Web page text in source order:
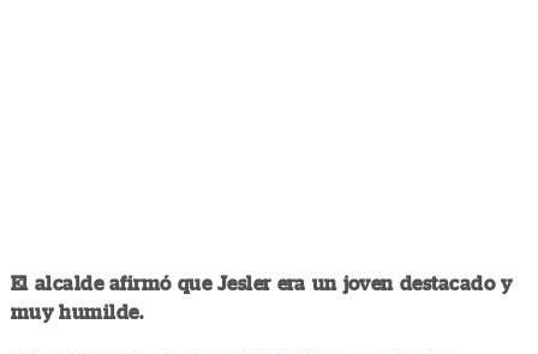
El alcalde afirmó que Jesler era un joven destacado y
muy humilde.